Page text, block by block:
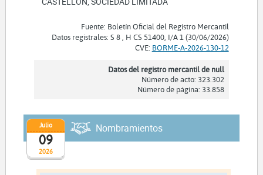
Fuente: Boletín Oficial del Registro Mercantil
Datos registrales: S 8 , H CS 51400, I/A 1 (30/06/2026)
CVE: BORME-A-2026-130-12
Datos del registro mercantil de null
Número de acto: 323.302
Número de página: 33.858
2026
Julio
09
Nombramientos